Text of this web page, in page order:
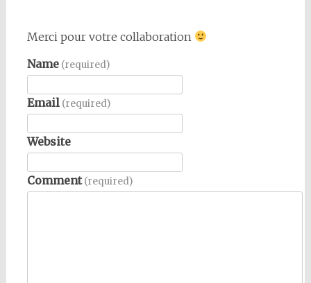
Merci pour votre collaboration
Name (required)
Email (required)
Website
Comment (required)